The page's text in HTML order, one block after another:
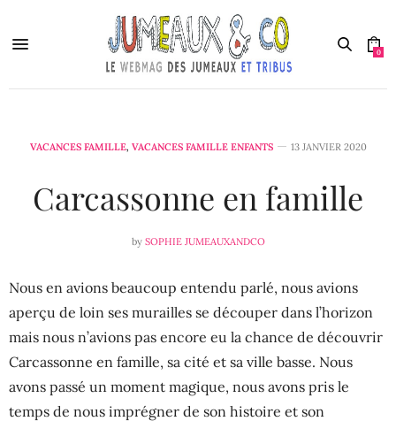
0
VACANCES FAMILLE, VACANCES FAMILLE ENFANTS 13 JANVIER 2020
Carcassonne en famille
by SOPHIE JUMEAUXANDCO
Nous en avions beaucoup entendu parlé, nous avions
aperçu de loin ses murailles se découper dans l’horizon
mais nous n’avions pas encore eu la chance de découvrir
Carcassonne en famille, sa cité et sa ville basse. Nous
avons passé un moment magique, nous avons pris le
temps de nous imprégner de son histoire et son